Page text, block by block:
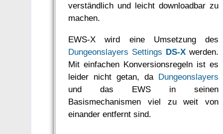
verständlich und leicht downloadbar zu
machen.
EWS-X wird eine Umsetzung des
Dungeonslayers Settings DS-X werden.
Mit einfachen Konversionsregeln ist es
leider nicht getan, da Dungeonslayers
und das EWS in seinen
Basismechanismen viel zu weit von
einander entfernt sind.